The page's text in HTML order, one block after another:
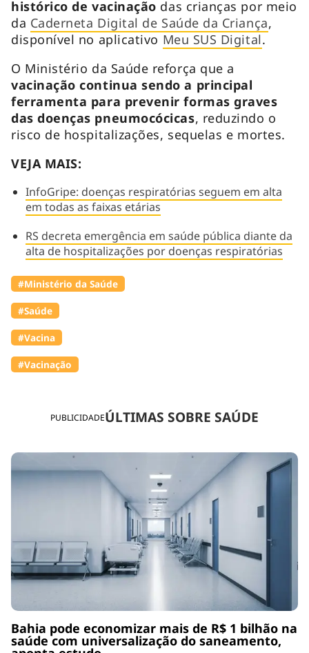
PUBLICIDADEÚLTIMAS SOBRE SAÚDE
Bahia pode economizar mais de R$ 1 bilhão na
saúde com universalização do saneamento,
histórico de vacinação das crianças por meio
da Caderneta Digital de Saúde da Criança,
disponível no aplicativo Meu SUS Digital.
O Ministério da Saúde reforça que a
vacinação continua sendo a principal
ferramenta para prevenir formas graves
das doenças pneumocócicas, reduzindo o
risco de hospitalizações, sequelas e mortes.
VEJA MAIS:
InfoGripe: doenças respiratórias seguem em alta
em todas as faixas etárias
RS decreta emergência em saúde pública diante da
alta de hospitalizações por doenças respiratórias
#Ministério da Saúde
#Saúde
#Vacina
#Vacinação